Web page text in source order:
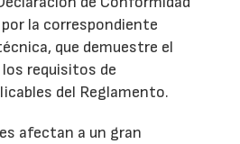
por la correspondiente
que demuestre el
requisitos de
del Reglamento.
afectan a un gran